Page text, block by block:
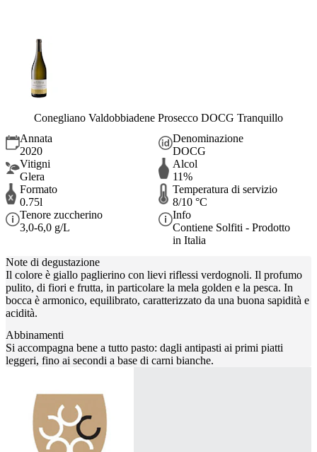
Conegliano Valdobbiadene Prosecco DOCG Tranquillo
Annata
2020
Denominazione
DOCG
Vitigni
Glera
Alcol
11%
Formato
0.75l
Temperatura di servizio
8/10 °C
Tenore zuccherino
3,0-6,0 g/L
Info
Contiene Solfiti - Prodotto
in Italia
Note di degustazione
Il colore è giallo paglierino con lievi riflessi verdognoli. Il profumo
pulito, di fiori e frutta, in particolare la mela golden e la pesca. In
bocca è armonico, equilibrato, caratterizzato da una buona sapidità e
acidità.
Abbinamenti
Si accompagna bene a tutto pasto: dagli antipasti ai primi piatti
leggeri, fino ai secondi a base di carni bianche.